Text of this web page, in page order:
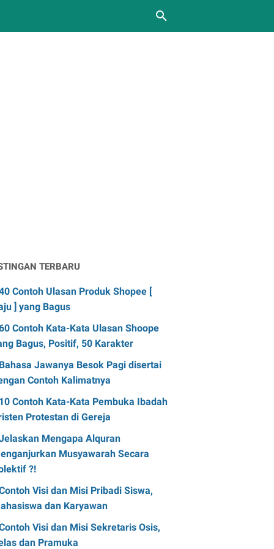
TERBARU
Contoh Ulasan Produk Shopee [
] yang Bagus
Contoh Kata-Kata Ulasan Shoope
Bagus, Positif, 50 Karakter
Bahasa Jawanya Besok Pagi disertai
Contoh Kalimatnya
10 Contoh Kata-Kata Pembuka Ibadah
Protestan di Gereja
Mengapa Alquran
Musyawarah Secara
?!
Visi dan Misi Pribadi Siswa,
dan Karyawan
Visi dan Misi Sekretaris Osis,
dan Pramuka